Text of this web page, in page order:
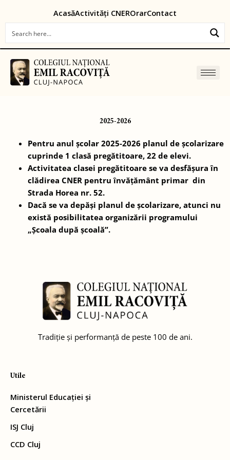
content
AcasăActivități CNEROrarContact
2025-2026
Pentru anul școlar 2025-2026 planul de școlarizare
cuprinde 1 clasă pregătitoare, 22 de elevi.
Activitatea clasei pregătitoare se va desfășura în
clădirea CNER pentru învățământ primar din
Strada Horea nr. 52.
Dacă se va depăși planul de școlarizare, atunci nu
există posibilitatea organizării programului
„Școala după școală”.
Tradiție și performanță de peste 100 de ani.
Utile
Ministerul Educației și
Cercetării
ISJ Cluj
CCD Cluj